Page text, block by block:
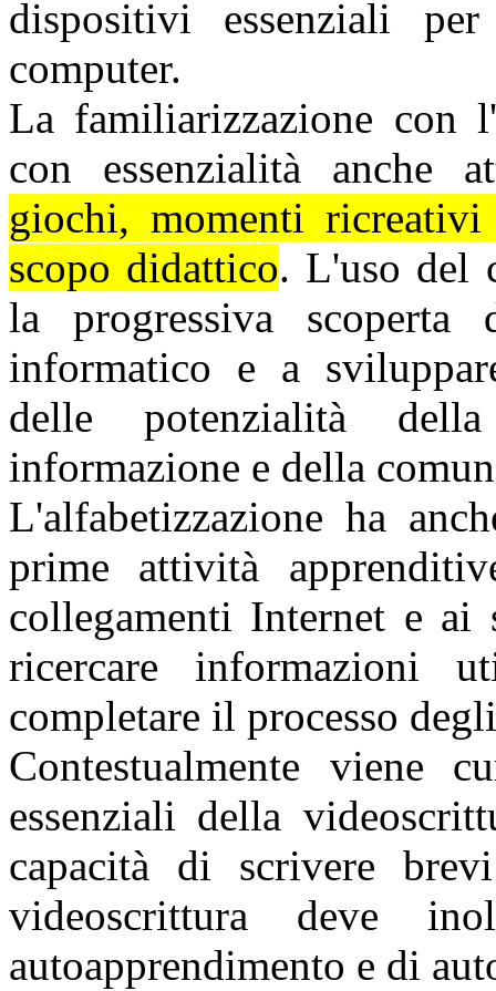
dispositivi essenziali
computer.
La familiarizzazione con
con essenzialità anche
giochi, momenti
scopo didattico. L'uso del
la progressiva
informatico e a
delle potenzialità
informazione e della
L'alfabetizzazione ha
prime attività
collegamenti Internet e
ricercare informazioni
completare il processo
Contestualmente viene
essenziali della
capacità di scrivere
videoscrittura deve
autoapprendimento e di